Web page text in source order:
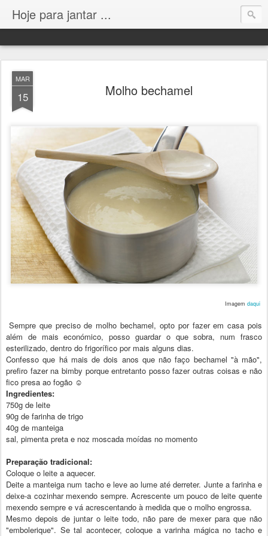
Hoje para jantar ...
MAR
15 Molho bechamel
Imagem daqui
Sempre que preciso de molho bechamel, opto por fazer em casa pois
além de mais económico, posso guardar o que sobra, num frasco
esterilizado, dentro do frigorífico por mais alguns dias.
Confesso que há mais de dois anos que não faço bechamel "à mão",
prefiro fazer na bimby porque entretanto posso fazer outras coisas e não
fico presa ao fogão ☺
Ingredientes:
750g de leite
90g de farinha de trigo
40g de manteiga
sal, pimenta preta e noz moscada moídas no momento
Preparação tradicional:
Coloque o leite a aquecer.
Deite a manteiga num tacho e leve ao lume até derreter. Junte a farinha e
deixe-a cozinhar mexendo sempre. Acrescente um pouco de leite quente
mexendo sempre e vá acrescentando à medida que o molho engrossa.
Mesmo depois de juntar o leite todo, não pare de mexer para que não
"embolerique". Se tal acontecer, coloque a varinha mágica no tacho e